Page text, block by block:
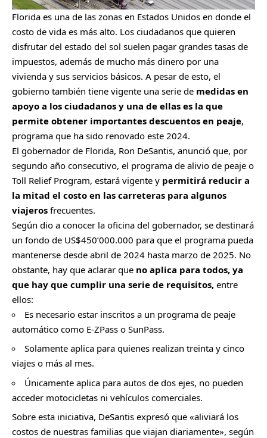
Florida es una de las zonas en Estados Unidos en donde el
costo de vida es más alto. Los ciudadanos que quieren
disfrutar del estado del sol suelen pagar grandes tasas de
impuestos, además de mucho más dinero por una
vivienda y sus servicios básicos. A pesar de esto, el
gobierno también tiene vigente una serie de medidas en
apoyo a los ciudadanos y una de ellas es la que
permite obtener importantes descuentos en peaje,
programa que ha sido renovado este 2024.
El gobernador de Florida, Ron DeSantis, anunció que, por
segundo año consecutivo, el programa de alivio de peaje o
Toll Relief Program, estará vigente y permitirá reducir a
la mitad el costo en las carreteras para algunos
viajeros frecuentes.
Según dio a conocer la oficina del gobernador, se destinará
un fondo de US$450’000.000 para que el programa pueda
mantenerse desde abril de 2024 hasta marzo de 2025. No
obstante, hay que aclarar que no aplica para todos, ya
que hay que cumplir una serie de requisitos, entre
ellos:
Es necesario estar inscritos a un programa de peaje
automático como E-ZPass o SunPass.
Solamente aplica para quienes realizan treinta y cinco
viajes o más al mes.
Únicamente aplica para autos de dos ejes, no pueden
acceder motocicletas ni vehículos comerciales.
Sobre esta iniciativa, DeSantis expresó que «aliviará los
costos de nuestras familias que viajan diariamente», según